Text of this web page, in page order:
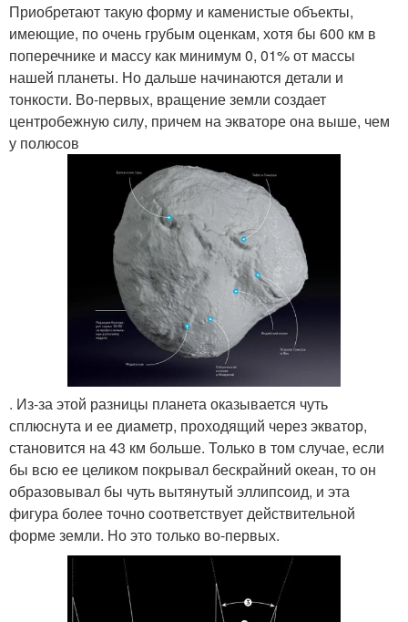
Приобретают такую форму и каменистые объекты,
имеющие, по очень грубым оценкам, хотя бы 600 км в
поперечнике и массу как минимум 0, 01% от массы
нашей планеты. Но дальше начинаются детали и
тонкости. Во-первых, вращение земли создает
центробежную силу, причем на экваторе она выше, чем
у полюсов
. Из-за этой разницы планета оказывается чуть
сплюснута и ее диаметр, проходящий через экватор,
становится на 43 км больше. Только в том случае, если
бы всю ее целиком покрывал бескрайний океан, то он
образовывал бы чуть вытянутый эллипсоид, и эта
фигура более точно соответствует действительной
форме земли. Но это только во-первых.